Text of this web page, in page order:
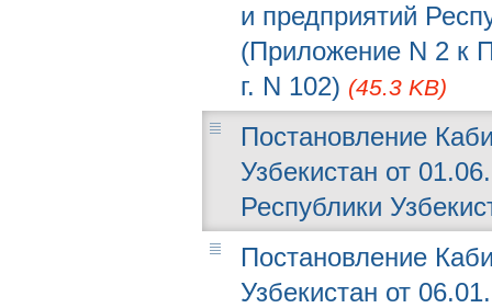
и предприятий
(Приложение N 2 к
г. N 102) (45.3 KB)
Постановление
Узбекистан от
Республики
Постановление
Узбекистан от